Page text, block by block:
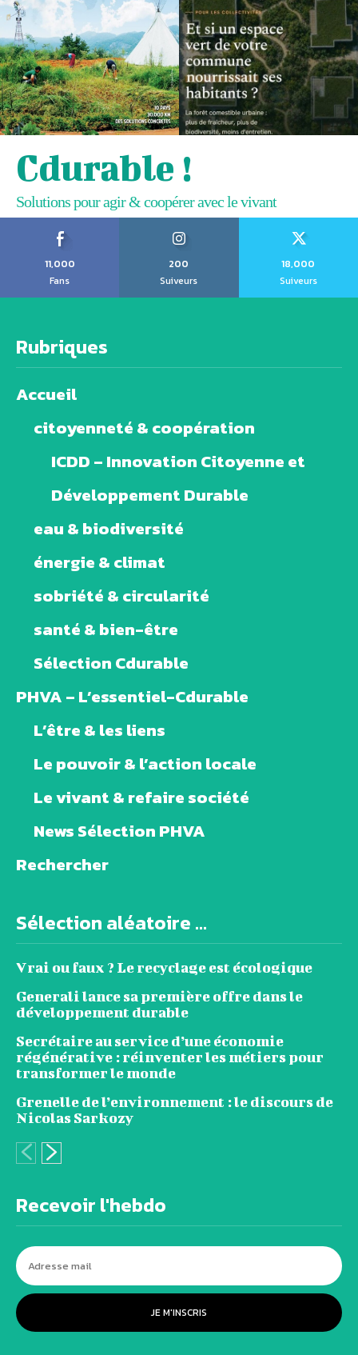
Cdurable !
Solutions pour agir & coopérer avec le vivant
11,000
Fans
200
Suiveurs
18,000
Suiveurs
Rubriques
Accueil
citoyenneté & coopération
ICDD – Innovation Citoyenne et
Développement Durable
eau & biodiversité
énergie & climat
sobriété & circularité
santé & bien-être
Sélection Cdurable
PHVA – L’essentiel-Cdurable
L’être & les liens
Le pouvoir & l’action locale
Le vivant & refaire société
News Sélection PHVA
Rechercher
Sélection aléatoire ...
Vrai ou faux ? Le recyclage est écologique
Generali lance sa première offre dans le
développement durable
Secrétaire au service d’une économie
régénérative : réinventer les métiers pour
transformer le monde
Grenelle de l’environnement : le discours de
Nicolas Sarkozy
Recevoir l'hebdo
JE M'INSCRIS